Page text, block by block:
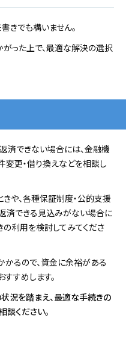
きでも構いません。
った上で、最適な解決の選択
済できない場合には、金融機
更・借り換えなどを相談し
や、各種保証制度・公的支援
済できる見込みがない場合に
利用を検討してみてくださ
るので、資金に余裕がある
すめします。
況を踏まえ、最適な手続きの
談ください。